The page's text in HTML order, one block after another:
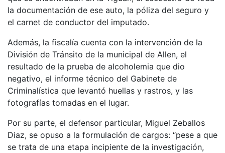
la documentación de ese auto, la póliza del seguro y
el carnet de conductor del imputado.
Además, la fiscalía cuenta con la intervención de la
División de Tránsito de la municipal de Allen, el
resultado de la prueba de alcoholemia que dio
negativo, el informe técnico del Gabinete de
Criminalística que levantó huellas y rastros, y las
fotografías tomadas en el lugar.
Por su parte, el defensor particular, Miguel Zeballos
Diaz, se opuso a la formulación de cargos: “pese a que
se trata de una etapa incipiente de la investigación,